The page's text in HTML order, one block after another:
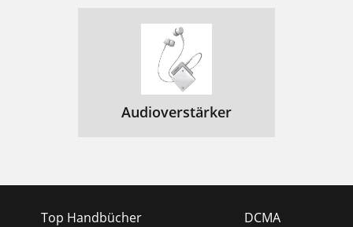
Audioverstärker
Top Handbücher
DCMA